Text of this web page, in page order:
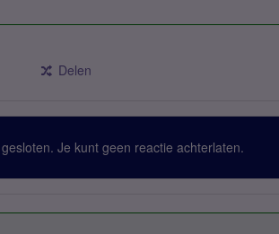
Delen
Je kunt geen reactie achterlaten.